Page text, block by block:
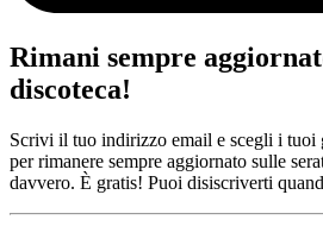
Rimani sempre
discoteca!
Scrivi il tuo indirizzo email e scegli i tuoi
per rimanere sempre aggiornato sulle
davvero. È gratis! Puoi disiscriverti